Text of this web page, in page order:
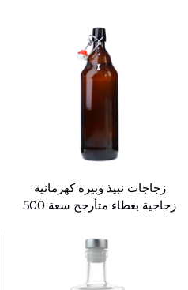
زجاجات نبيذ وبيرة كهرمانية
زجاجية بغطاء متأرجح سعة 500